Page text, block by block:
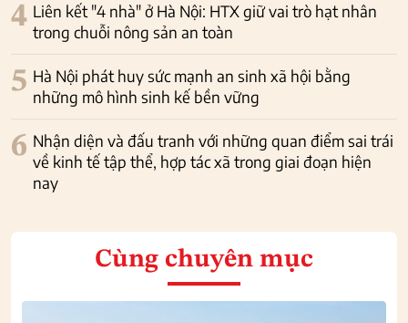
4 Liên kết "4 nhà" ở Hà Nội: HTX giữ vai trò hạt nhân
trong chuỗi nông sản an toàn
5 Hà Nội phát huy sức mạnh an sinh xã hội bằng
những mô hình sinh kế bền vững
6 Nhận diện và đấu tranh với những quan điểm sai trái
về kinh tế tập thể, hợp tác xã trong giai đoạn hiện
nay
Cùng chuyên mục